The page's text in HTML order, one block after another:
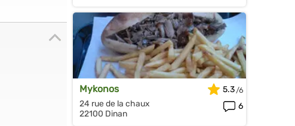
Mykonos
24 rue de la chaux
22100 Dinan
5.3
6